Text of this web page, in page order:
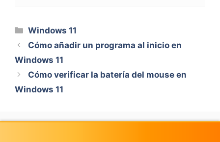
Categorías
Windows 11
Cómo añadir un programa al inicio en
Windows 11
Cómo verificar la batería del mouse en
Windows 11